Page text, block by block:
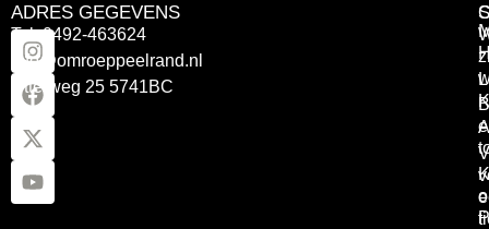
ADRES GEGEVENS
Tel: 0492-463624
info@omroeppeelrand.nl
Otterweg 25 5741BC